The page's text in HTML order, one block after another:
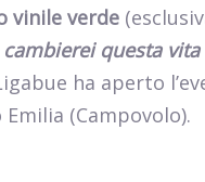
vinile verde
questa vita
ha aperto
Emilia (Campovolo).